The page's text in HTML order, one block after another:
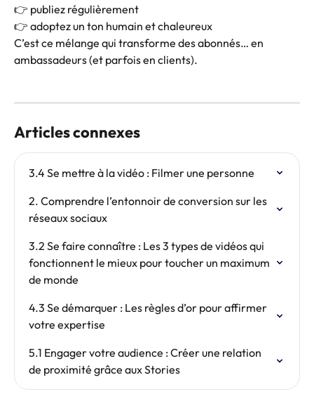
👉 publiez régulièrement
👉 adoptez un ton humain et chaleureux
C’est ce mélange qui transforme des abonnés… en
ambassadeurs (et parfois en clients).
Articles connexes
3.4 Se mettre à la vidéo : Filmer une personne
2. Comprendre l’entonnoir de conversion sur les
réseaux sociaux
3.2 Se faire connaître : Les 3 types de vidéos qui
fonctionnent le mieux pour toucher un maximum
de monde
4.3 Se démarquer : Les règles d’or pour affirmer
votre expertise
5.1 Engager votre audience : Créer une relation
de proximité grâce aux Stories